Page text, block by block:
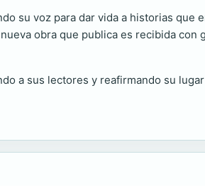
su voz para dar vida a historias que
obra que publica es recibida con
a sus lectores y reafirmando su